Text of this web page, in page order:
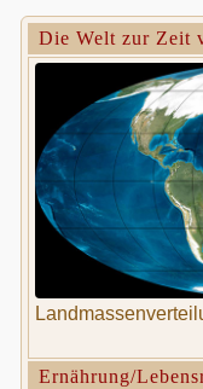
Die Welt zur Zeit
Ernährung/